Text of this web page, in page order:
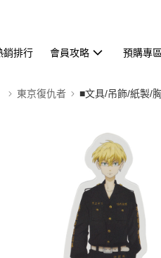
銷排行 會員攻略 預購專區
東京復仇者 ■文具/吊飾/紙製/